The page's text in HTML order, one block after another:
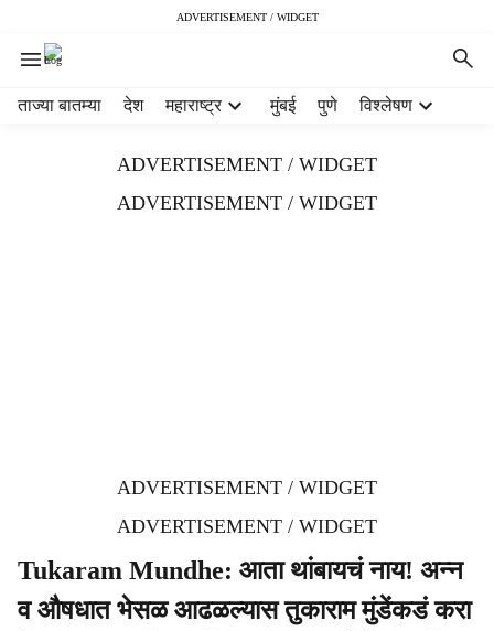
ADVERTISEMENT / WIDGET
ताज्या बातम्या देश महाराष्ट्र मुंबई पुणे विश्लेषण
ADVERTISEMENT / WIDGET
ADVERTISEMENT / WIDGET
ADVERTISEMENT / WIDGET
ADVERTISEMENT / WIDGET
Tukaram Mundhe: आता थांबायचं नाय! अन्न
व औषधात भेसळ आढळल्यास तुकाराम मुंडेंकडं करा